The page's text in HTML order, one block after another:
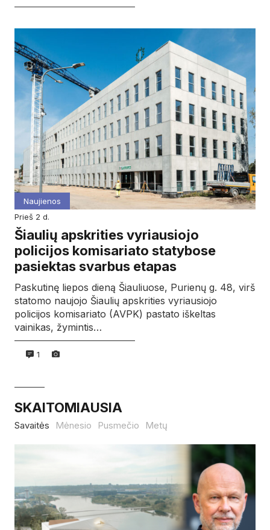
Naujienos
prieš 2 d.
Šiaulių apskrities vyriausiojo
policijos komisariato statybose
pasiektas svarbus etapas
Paskutinę liepos dieną Šiauliuose, Purienų g. 48, virš
statomo naujojo Šiaulių apskrities vyriausiojo
policijos komisariato (AVPK) pastato iškeltas
vainikas, žymintis…
1
SKAITOMIAUSIA
Savaitės Mėnesio Pusmečio Metų